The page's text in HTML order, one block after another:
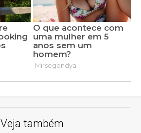
Veja também